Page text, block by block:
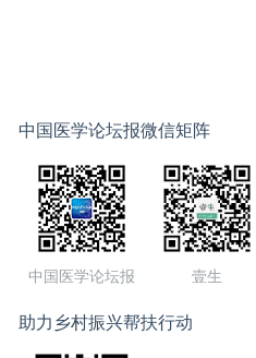
中国医学论坛报微信矩阵
中国医学论坛报 壹生
助力乡村振兴帮扶行动